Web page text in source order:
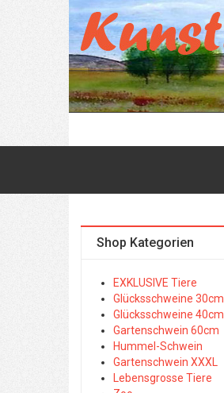
Shop Kategorien
EXKLUSIVE Tiere
Glücksschweine 30cm
Glücksschweine 40cm
Gartenschwein 60cm
Hummel-Schwein
Gartenschwein XXXL
Lebensgrosse Tiere